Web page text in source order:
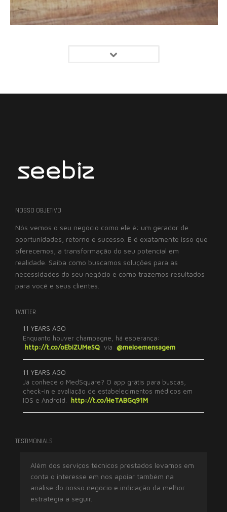
NOSSO OBJETIVO
Nós vemos o seu negócio como ele é: um gerador de
oportunidades, retorno e sucesso. E é exatamente isso que
oferecemos, a transformação do seu potencial em
realidade. Saiba como buscamos soluções para as
necessidades do seu negócio e como trazemos resultados
para você e seus clientes.
TWITTER
11 YEARS AGO
Enquanto houver champagne, há esperança:
http://t.co/oEbiZUMeSQ via @meioemensagem
11 YEARS AGO
Já conhece o MedSquare? O app grátis para buscas,
check-in e avaliação de estabelecimentos médicos em
IOS e Android. http://t.co/HeTABGq91M
TESTIMONIALS
Além dos serviços técnicos prestados levamos em
conta o interesse em nos apoiar também na
análise do nosso negócio e indicação da melhor
estratégia a seguir.